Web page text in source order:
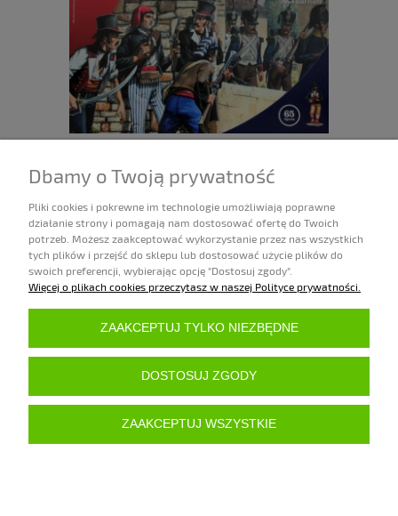
Dostępność:
na zamówienie (zwykle od 7 do 45 dni)
DO KOSZYKA
ZAKUPY
MOJE KONTO
Dbamy o Twoją prywatność
Pliki cookies i pokrewne im technologie umożliwiają poprawne
działanie strony i pomagają nam dostosować ofertę do Twoich
potrzeb. Możesz zaakceptować wykorzystanie przez nas wszystkich
tych plików i przejść do sklepu lub dostosować użycie plików do
swoich preferencji, wybierając opcję "Dostosuj zgody".
Więcej o plikach cookies przeczytasz w naszej Polityce prywatności.
ZAAKCEPTUJ TYLKO NIEZBĘDNE
DOSTOSUJ ZGODY
ZAAKCEPTUJ WSZYSTKIE